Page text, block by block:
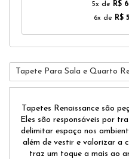
5x de R$
6x de R$
Tapete Para Sala e Quarto
Tapetes Renaissance são
Eles são responsáveis por
delimitar espaço nos
além de vestir e valorizar a
traz um toque a mais ao